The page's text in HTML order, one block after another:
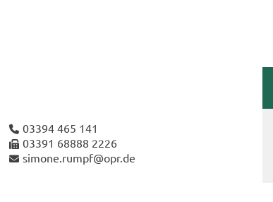
03394 465 141
03391 68888 2226
si­mo­ne.rumpf@opr.de